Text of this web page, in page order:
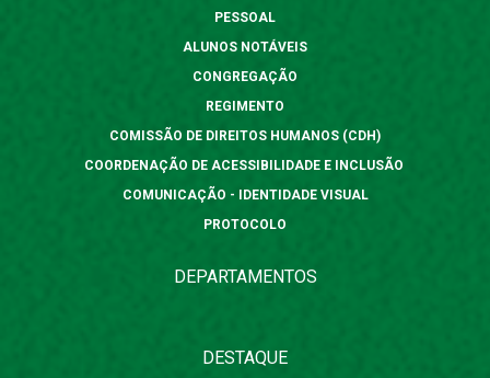
PESSOAL
ALUNOS NOTÁVEIS
CONGREGAÇÃO
REGIMENTO
COMISSÃO DE DIREITOS HUMANOS (CDH)
COORDENAÇÃO DE ACESSIBILIDADE E INCLUSÃO
COMUNICAÇÃO - IDENTIDADE VISUAL
PROTOCOLO
DEPARTAMENTOS
DESTAQUE